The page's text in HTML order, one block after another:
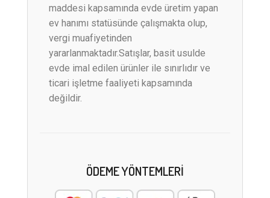
maddesi kapsamında evde üretim yapan
ev hanımı statüsünde çalışmakta olup,
vergi muafiyetinden
yararlanmaktadır.Satışlar, basit usulde
evde imal edilen ürünler ile sınırlıdır ve
ticari işletme faaliyeti kapsamında
değildir.
ÖDEME YÖNTEMLERI